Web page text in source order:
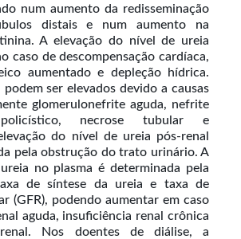
num aumento da redisseminação
distais e num aumento na
A elevação do nível de ureia
caso de descompensação cardíaca,
aumentado e depleção hídrica.
ser elevados devido a causas
glomerulonefrite aguda, nefrite
necrose tubular e
do nível de ureia pós-renal
pela obstrução do trato urinário. A
no plasma é determinada pela
de síntese da ureia e taxa de
(GFR), podendo aumentar em caso
aguda, insuficiência renal crônica
Nos doentes de diálise, a